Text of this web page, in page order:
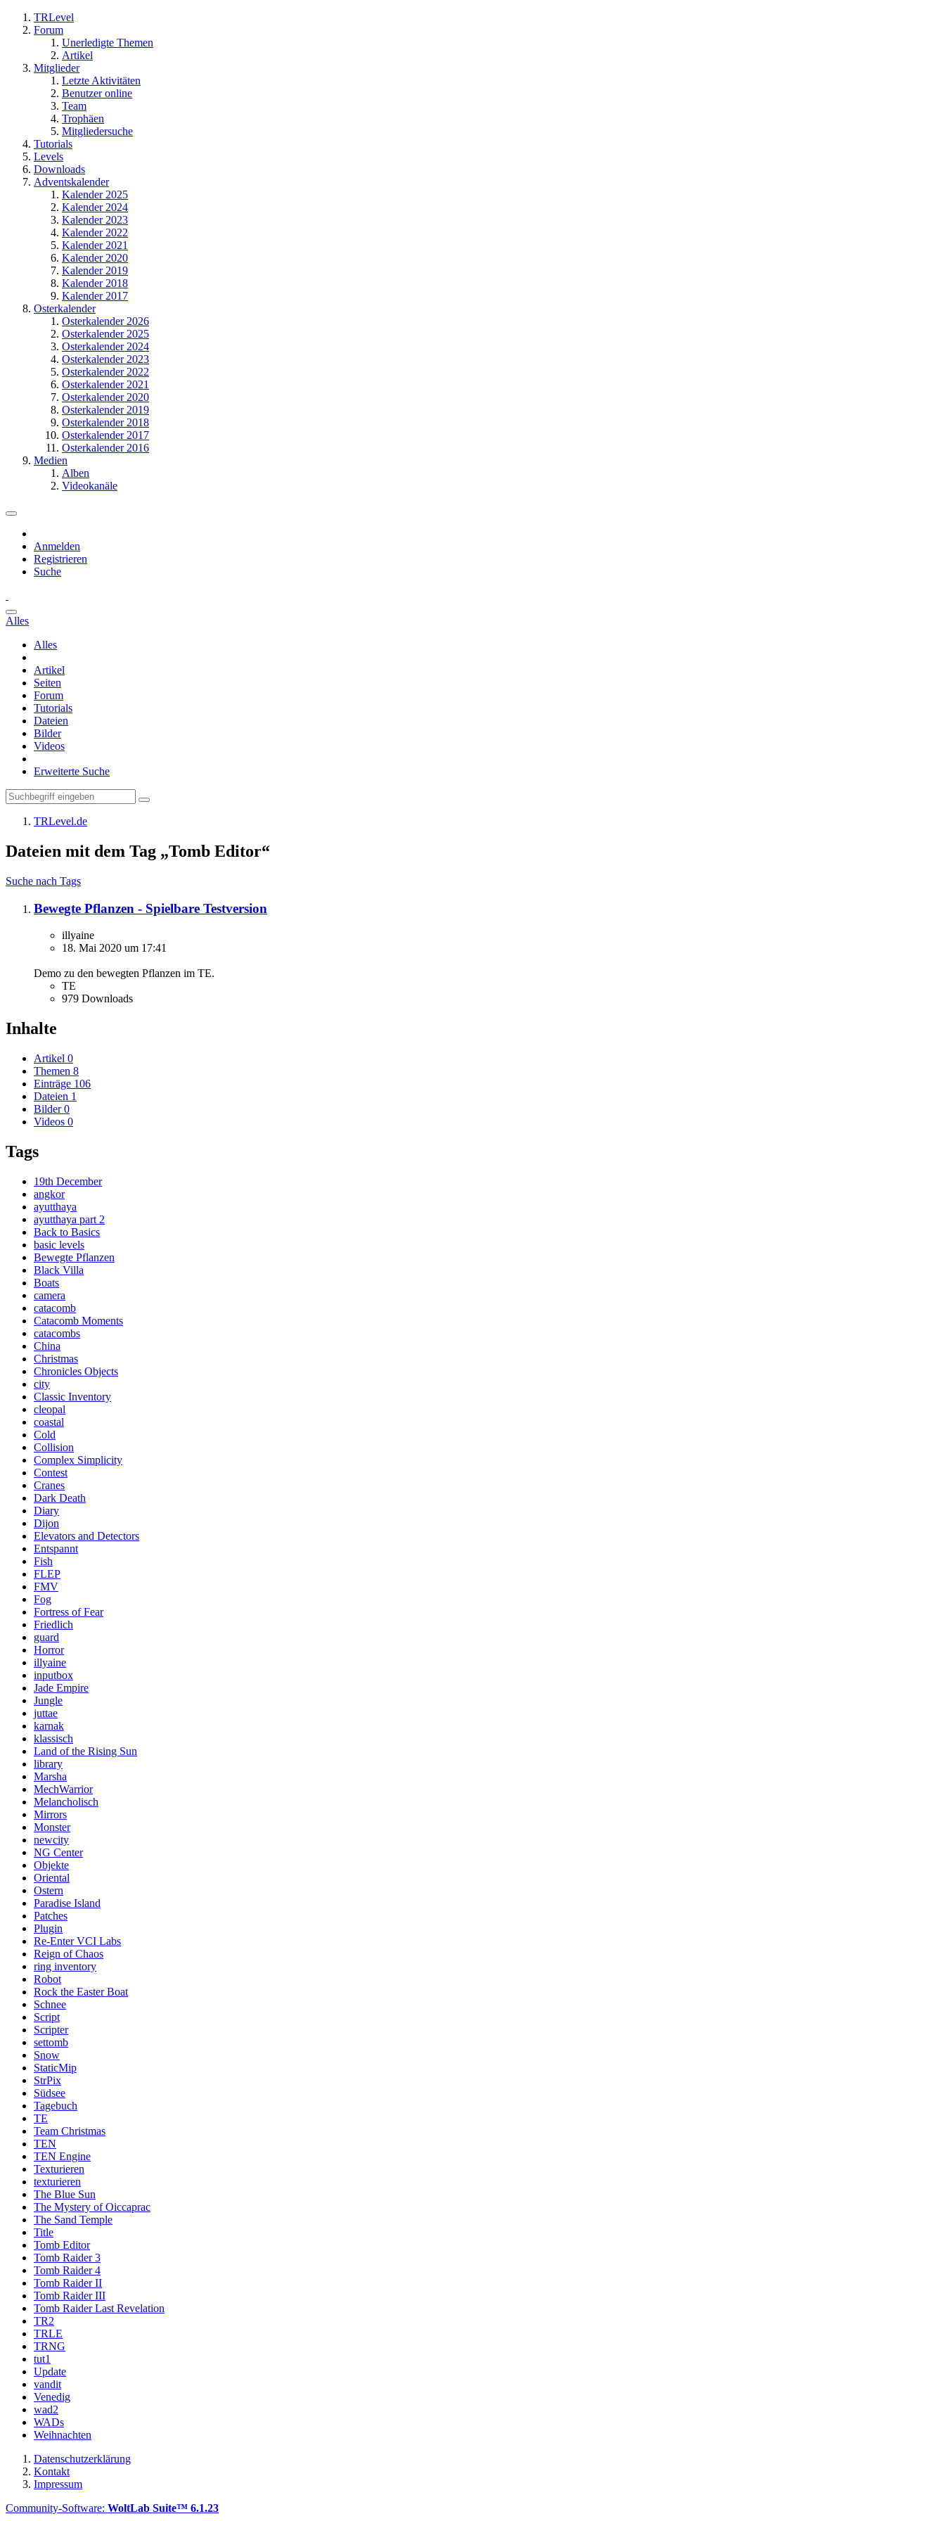
TRLevel
Forum
Unerledigte Themen
Artikel
Mitglieder
Letzte Aktivitäten
Benutzer online
Team
Trophäen
Mitgliedersuche
Tutorials
Levels
Downloads
Adventskalender
Kalender 2025
Kalender 2024
Kalender 2023
Kalender 2022
Kalender 2021
Kalender 2020
Kalender 2019
Kalender 2018
Kalender 2017
Osterkalender
Osterkalender 2026
Osterkalender 2025
Osterkalender 2024
Osterkalender 2023
Osterkalender 2022
Osterkalender 2021
Osterkalender 2020
Osterkalender 2019
Osterkalender 2018
Osterkalender 2017
Osterkalender 2016
Medien
Alben
Videokanäle
Anmelden
Registrieren
Suche
Alles
Alles
Artikel
Seiten
Forum
Tutorials
Dateien
Bilder
Videos
Erweiterte Suche
TRLevel.de
Dateien mit dem Tag „Tomb Editor“
Suche nach Tags
Bewegte Pflanzen - Spielbare Testversion
illyaine
18. Mai 2020 um 17:41
Demo zu den bewegten Pflanzen im TE.
TE
979 Downloads
Inhalte
Artikel 0
Themen 8
Einträge 106
Dateien 1
Bilder 0
Videos 0
Tags
19th December
angkor
ayutthaya
ayutthaya part 2
Back to Basics
basic levels
Bewegte Pflanzen
Black Villa
Boats
camera
catacomb
Catacomb Moments
catacombs
China
Christmas
Chronicles Objects
city
Classic Inventory
cleopal
coastal
Cold
Collision
Complex Simplicity
Contest
Cranes
Dark Death
Diary
Dijon
Elevators and Detectors
Entspannt
Fish
FLEP
FMV
Fog
Fortress of Fear
Friedlich
guard
Horror
illyaine
inputbox
Jade Empire
Jungle
juttae
karnak
klassisch
Land of the Rising Sun
library
Marsha
MechWarrior
Melancholisch
Mirrors
Monster
newcity
NG Center
Objekte
Oriental
Ostern
Paradise Island
Patches
Plugin
Re-Enter VCI Labs
Reign of Chaos
ring inventory
Robot
Rock the Easter Boat
Schnee
Script
Scripter
settomb
Snow
StaticMip
StrPix
Südsee
Tagebuch
TE
Team Christmas
TEN
TEN Engine
Texturieren
texturieren
The Blue Sun
The Mystery of Oiccaprac
The Sand Temple
Title
Tomb Editor
Tomb Raider 3
Tomb Raider 4
Tomb Raider II
Tomb Raider III
Tomb Raider Last Revelation
TR2
TRLE
TRNG
tut1
Update
vandit
Venedig
wad2
WADs
Weihnachten
Datenschutzerklärung
Kontakt
Impressum
Community-Software: WoltLab Suite™ 6.1.23